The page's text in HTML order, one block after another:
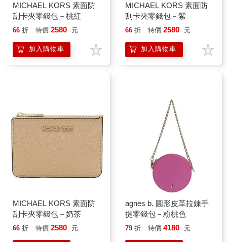
MICHAEL KORS 素面防
刮卡夾零錢包－桃紅
66 折 特價 2580 元
加入購物車
MICHAEL KORS 素面防
刮卡夾零錢包－紫
66 折 特價 2580 元
加入購物車
MICHAEL KORS 素面防
刮卡夾零錢包－奶茶
66 折 特價 2580 元
agnes b. 圓形皮革拉鍊手
提零錢包－粉桃色
79 折 特價 4180 元